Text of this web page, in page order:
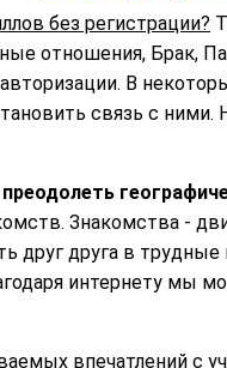
без регистрации?
отношения, Брак,
В
связь с ними.
Знакомства -
друг друга в
интернету мы
впечатлений с